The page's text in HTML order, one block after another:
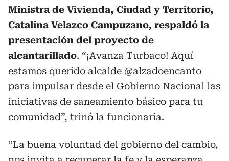
Ministra de Vivienda, Ciudad y Territorio,
Catalina Velazco Campuzano, respaldó la
presentación del proyecto de
alcantarillado. “¡Avanza Turbaco! Aquí
estamos querido alcalde @alzadoencanto
para impulsar desde el Gobierno Nacional las
iniciativas de saneamiento básico para tu
comunidad”, trinó la funcionaria.
“La buena voluntad del gobierno del cambio,